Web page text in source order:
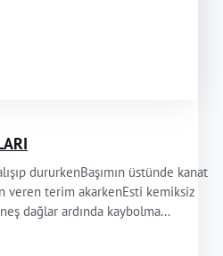
dururkenBaşımın üstünde kanat
veren terim akarkenEsti kemiksiz
dağlar ardında kaybolma...